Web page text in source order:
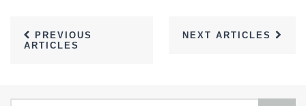
PREVIOUS
ARTICLES
NEXT ARTICLES